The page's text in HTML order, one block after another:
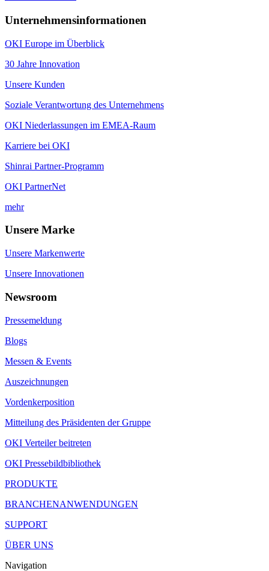
Unternehmensinformationen
OKI Europe im Überblick
30 Jahre Innovation
Unsere Kunden
Soziale Verantwortung des Unternehmens
OKI Niederlassungen im EMEA-Raum
Karriere bei OKI
Shinrai Partner-Programm
OKI PartnerNet
mehr
Unsere Marke
Unsere Markenwerte
Unsere Innovationen
Newsroom
Pressemeldung
Blogs
Messen & Events
Auszeichnungen
Vordenkerposition
Mitteilung des Präsidenten der Gruppe
OKI Verteiler beitreten
OKI Pressebildbibliothek
PRODUKTE
BRANCHENANWENDUNGEN
SUPPORT
ÜBER UNS
Navigation